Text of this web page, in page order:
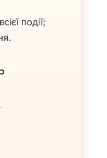
події;